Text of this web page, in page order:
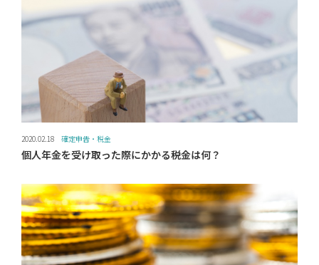
2020.02.18 確定申告・税金
個人年金を受け取った際にかかる税金は何？